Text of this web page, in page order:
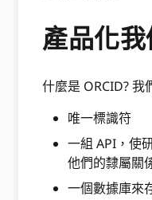
產品化
什麼是 ORCID? 我
唯一標識符
一組 API，使
他們的隸屬關
一個數據庫來